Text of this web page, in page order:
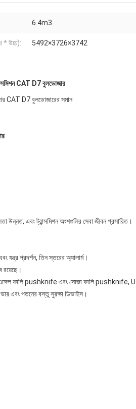
6.4m3
* উচ্চ): 5492×3726×3742
CAT D7 বুলডোজার
CAT D7 বুলডোজারের সমান
উন্নত, এবং ট্রান্সমিশন অংশগুলির সেবা জীবন প্রসারিত।
যন্ত্র প্রদর্শন, তিন স্তরের অ্যালার্ম।
রয়েছে।
এঙ্গেল ফালি pushknife এবং সোজা ফালি pushknife, U
এবং পতনের বস্তু সুরক্ষা ডিভাইস।